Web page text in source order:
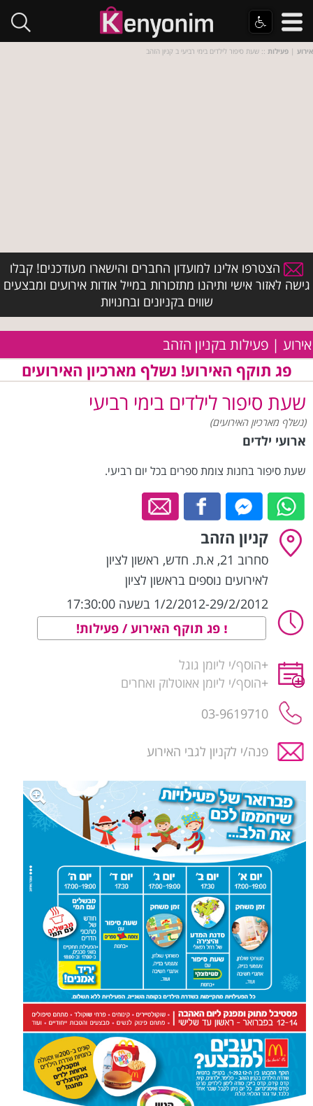
אירוע | פעילות :: שעת סיפור לילדים בימי רביעי ב קניון הזהב
הצטרפו אלינו למועדון החברים והישארו מעודכנים! קבלו
גישה לאזור אישי ותיהנו מתזכורות במייל אודות אירועים ומבצעים
שווים בקניונים ובחנויות
אירוע | פעילות בקניון הזהב
פג תוקף האירוע! נשלף מארכיון האירועים
שעת סיפור לילדים בימי רביעי
(נשלף מארכיון האירועים)
ארועי ילדים
שעת סיפור בחנות צומת ספרים בכל יום רביעי.
קניון הזהב
סחרוב 21, א.ת. חדש , ראשון לציון
לאירועים נוספים בראשון לציון
1/2/2012-29/2/2012 בשעה 17:30:00
פג תוקף האירוע / פעילות!
+הוסף/י ליומן גוגל
+הוסף/י ליומן אאוטלוק ואחרים
03-9619710
פנה/י לקניון לגבי האירוע